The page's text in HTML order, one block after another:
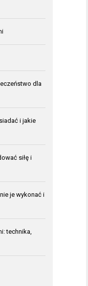
dla
i jakie
siłę i
je wykonać i
technika,